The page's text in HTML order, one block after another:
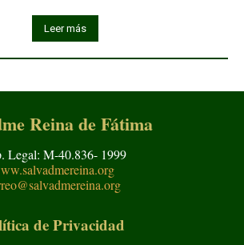
Leer más
Reina de Fátima
Legal: M-40.836- 1999
de Privacidad